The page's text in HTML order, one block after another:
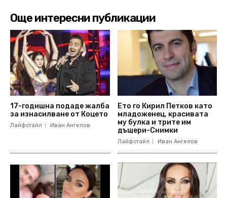
Още интересни публикации
17-годишна подаде жалба
за изнасилване от Коцето
Лайфстайл Иван Ангелов
Ето го Кирил Петков като
младоженец, красивата
му булка и трите им
дъщери-Снимки
Лайфстайл Иван Ангелов